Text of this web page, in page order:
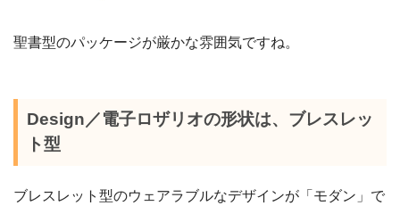
聖書型のパッケージが厳かな雰囲気ですね。
Design／電子ロザリオの形状は、ブレスレッ
ト型
ブレスレット型のウェアラブルなデザインが「モダン」で